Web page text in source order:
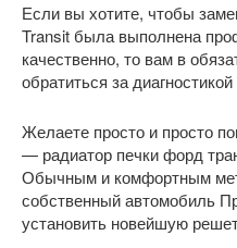
Если вы хотите, чтобы
Transit была выполнена
качественно, то вам в
обратиться за
Желаете просто и просто
— радиатор печки форд
Обычным и комфортным
собственный автомобиль
установить новейшую